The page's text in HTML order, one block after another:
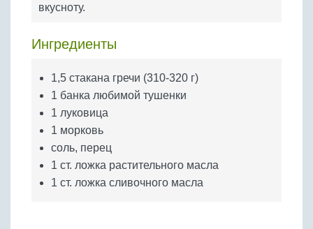
Бобовые
Крупы
вкусноту.
Ингредиенты
1,5 стакана гречи (310-320 г)
1 банка любимой тушенки
1 луковица
1 морковь
соль, перец
1 ст. ложка растительного масла
1 ст. ложка сливочного масла